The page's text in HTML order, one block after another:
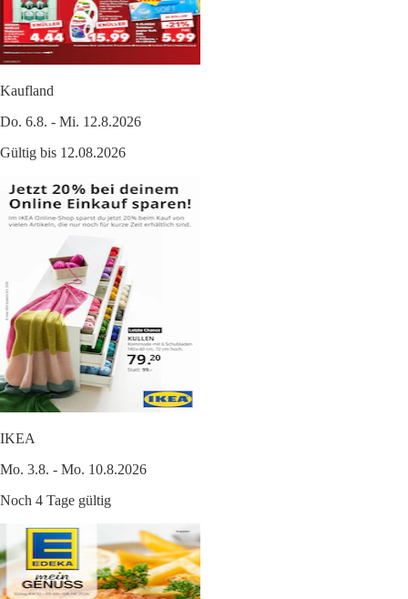
Kaufland
Do. 6.8. - Mi. 12.8.2026
Gültig bis 12.08.2026
IKEA
Mo. 3.8. - Mo. 10.8.2026
Noch 4 Tage gültig